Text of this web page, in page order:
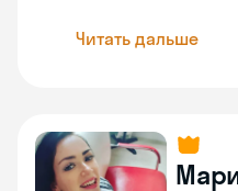
Читать дальше